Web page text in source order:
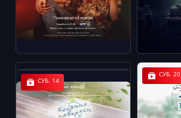
СУБ. 14
СУБ. 20